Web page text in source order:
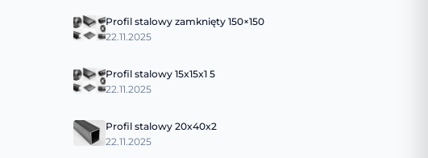
Profil stalowy zamknięty 150×150
22.11.2025
Profil stalowy 15x15x1 5
22.11.2025
Profil stalowy 20x40x2
22.11.2025